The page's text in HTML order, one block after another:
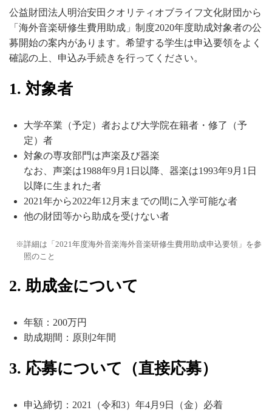
公益財団法人明治安田クオリティオブライフ文化財団から
「海外音楽研修生費用助成」制度2020年度助成対象者の公
募開始の案内があります。希望する学生は申込要領をよく
確認の上、申込み手続きを行ってください。
1. 対象者
大学卒業（予定）者および大学院在籍者・修了（予
定）者
対象の専攻部門は声楽及び器楽
なお、声楽は1988年9月1日以降、器楽は1993年9月1日
以降に生まれた者
2021年から2022年12月末までの間に入学可能な者
他の財団等から助成を受けない者
詳細は「2021年度海外音楽海外音楽研修生費用助成申込要領」を参
照のこと
2. 助成金について
年額：200万円
助成期間：原則2年間
3. 応募について（直接応募）
申込締切：2021（令和3）年4月9日（金）必着